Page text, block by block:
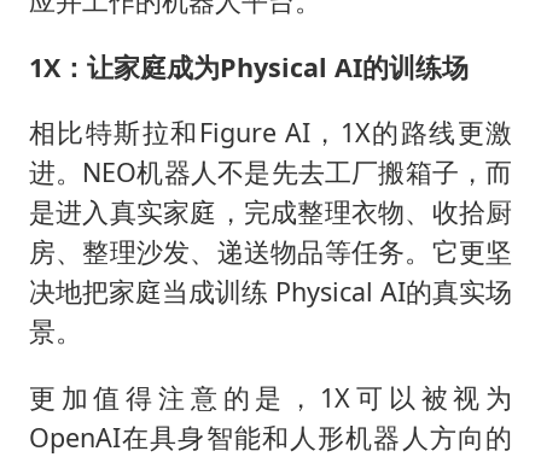
1X：让家庭成为Physical AI的训练场
相比特斯拉和Figure AI，1X的路线更激
进。NEO机器人不是先去工厂搬箱子，而
是进入真实家庭，完成整理衣物、收拾厨
房、整理沙发、递送物品等任务。它更坚
决地把家庭当成训练 Physical AI的真实场
景。
更加值得注意的是，1X可以被视为
OpenAI在具身智能和人形机器人方向的